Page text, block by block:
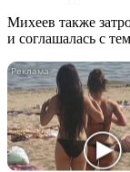
Михеев также
и соглашалась с